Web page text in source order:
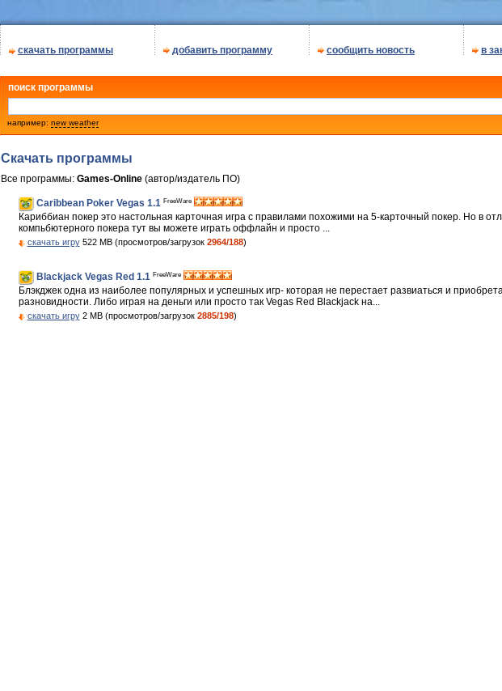
скачать программы добавить программу сообщить новость в
поиск программы
например: new weather
Скачать программы
Все программы: Games-Online (автор/издатель ПО)
Caribbean Poker Vegas 1.1 FreeWare
Кариббиан покер это настольная карточная игра с правилами похожими на 5-карточный покер. Но в
компьбютерного покера тут вы можете играть оффлайн и просто ...
скачать игру522 MB (просмотров/загрузок 2964/188)
Blackjack Vegas Red 1.1 FreeWare
Блэкджек одна из наиболее популярных и успешных игр- которая не перестает развиаться и
разновидности. Либо играя на деньги или просто так Vegas Red Blackjack на...
скачать игру2 MB (просмотров/загрузок 2885/198)